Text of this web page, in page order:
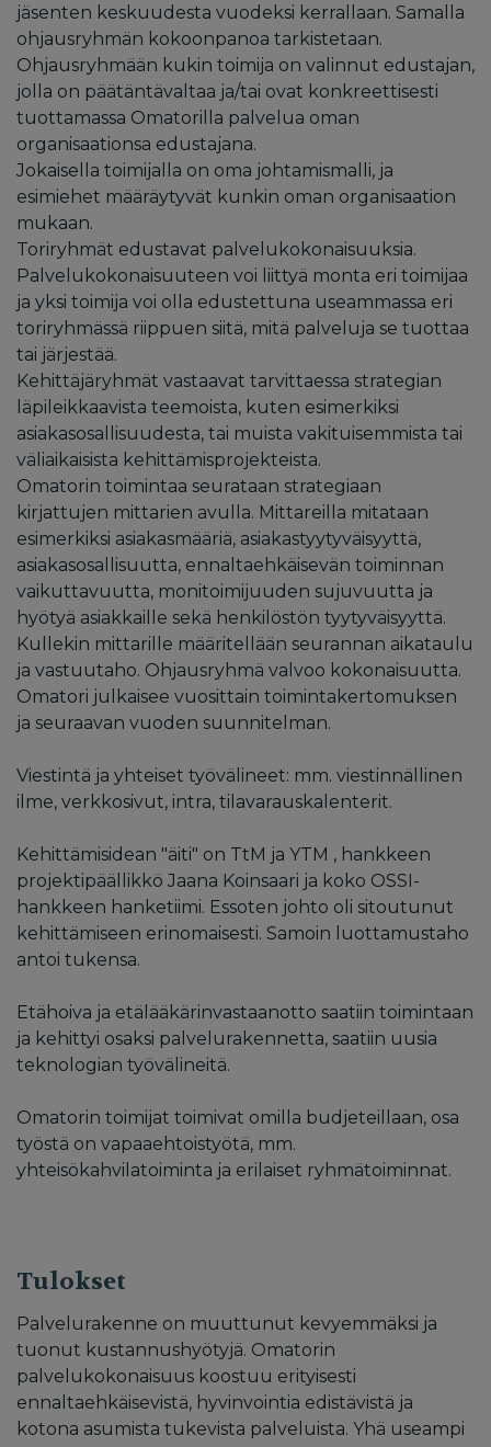
jäsenten keskuudesta vuodeksi kerrallaan. Samalla
ohjausryhmän kokoonpanoa tarkistetaan.
Ohjausryhmään kukin toimija on valinnut edustajan,
jolla on päätäntävaltaa ja/tai ovat konkreettisesti
tuottamassa Omatorilla palvelua oman
organisaationsa edustajana.
Jokaisella toimijalla on oma johtamismalli, ja
esimiehet määräytyvät kunkin oman organisaation
mukaan.
Toriryhmät edustavat palvelukokonaisuuksia.
Palvelukokonaisuuteen voi liittyä monta eri toimijaa
ja yksi toimija voi olla edustettuna useammassa eri
toriryhmässä riippuen siitä, mitä palveluja se tuottaa
tai järjestää.
Kehittäjäryhmät vastaavat tarvittaessa strategian
läpileikkaavista teemoista, kuten esimerkiksi
asiakasosallisuudesta, tai muista vakituisemmista tai
väliaikaisista kehittämisprojekteista.
Omatorin toimintaa seurataan strategiaan
kirjattujen mittarien avulla. Mittareilla mitataan
esimerkiksi asiakasmääriä, asiakastyytyväisyyttä,
asiakasosallisuutta, ennaltaehkäisevän toiminnan
vaikuttavuutta, monitoimijuuden sujuvuutta ja
hyötyä asiakkaille sekä henkilöstön tyytyväisyyttä.
Kullekin mittarille määritellään seurannan aikataulu
ja vastuutaho. Ohjausryhmä valvoo kokonaisuutta.
Omatori julkaisee vuosittain toimintakertomuksen
ja seuraavan vuoden suunnitelman.
Viestintä ja yhteiset työvälineet: mm. viestinnällinen
ilme, verkkosivut, intra, tilavarauskalenterit.
Kehittämisidean "äiti" on TtM ja YTM , hankkeen
projektipäällikkö Jaana Koinsaari ja koko OSSI-
hankkeen hanketiimi. Essoten johto oli sitoutunut
kehittämiseen erinomaisesti. Samoin luottamustaho
antoi tukensa.
Etähoiva ja etälääkärinvastaanotto saatiin toimintaan
ja kehittyi osaksi palvelurakennetta, saatiin uusia
teknologian työvälineitä.
Omatorin toimijat toimivat omilla budjeteillaan, osa
työstä on vapaaehtoistyötä, mm.
yhteisökahvilatoiminta ja erilaiset ryhmätoiminnat.
Tulokset
Palvelurakenne on muuttunut kevyemmäksi ja
tuonut kustannushyötyjä. Omatorin
palvelukokonaisuus koostuu erityisesti
ennaltaehkäisevistä, hyvinvointia edistävistä ja
kotona asumista tukevista palveluista. Yhä useampi